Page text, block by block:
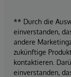
** Durch die
einverstanden,
andere
zukünftige
kontaktieren.
einverstanden,